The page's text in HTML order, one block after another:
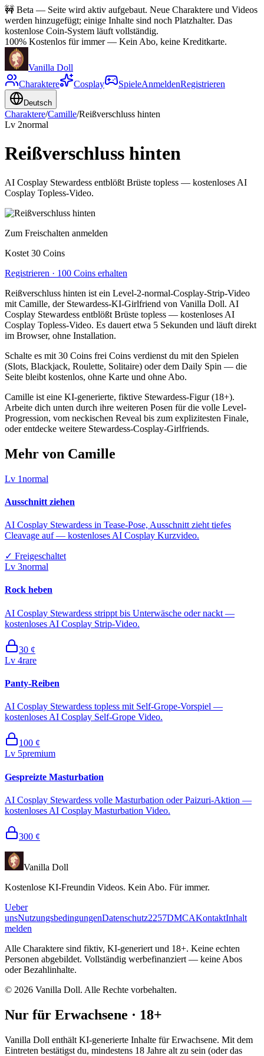
🚧 Beta — Seite wird aktiv aufgebaut. Neue Charaktere und Videos
werden hinzugefügt; einige Inhalte sind noch Platzhalter. Das
kostenlose Coin-System läuft vollständig.
100% Kostenlos für immer— Kein Abo, keine Kreditkarte.
Vanilla Doll
Charaktere
Cosplay SpieleAnmeldenRegistrieren
Deutsch
Charaktere/Camille/Reißverschluss hinten
Lv 2normal
Reißverschluss hinten
AI Cosplay Stewardess entblößt Brüste topless — kostenloses AI
Cosplay Topless-Video.
Zum Freischalten anmelden
Kostet 30 Coins
Registrieren · 100 Coins erhalten
Reißverschluss hinten ist ein Level-2-normal-Cosplay-Strip-Video
mit Camille, der Stewardess-KI-Girlfriend von Vanilla Doll. AI
Cosplay Stewardess entblößt Brüste topless — kostenloses AI
Cosplay Topless-Video. Es dauert etwa 5 Sekunden und läuft direkt
im Browser, ohne Installation.
Schalte es mit 30 Coins frei Coins verdienst du mit den Spielen
(Slots, Blackjack, Roulette, Solitaire) oder dem Daily Spin — die
Seite bleibt kostenlos, ohne Karte und ohne Abo.
Camille ist eine KI-generierte, fiktive Stewardess-Figur (18+).
Arbeite dich unten durch ihre weiteren Posen für die volle Level-
Progression, vom neckischen Reveal bis zum explizitesten Finale,
oder entdecke weitere Stewardess-Cosplay-Girlfriends.
Mehr von Camille
Lv 1normal
Ausschnitt ziehen
AI Cosplay Stewardess in Tease-Pose, Ausschnitt zieht tiefes
Cleavage auf — kostenloses AI Cosplay Kurzvideo.
✓ Freigeschaltet
Lv 3normal
Rock heben
AI Cosplay Stewardess strippt bis Unterwäsche oder nackt —
kostenloses AI Cosplay Strip-Video.
30 ¢
Lv 4rare
Panty-Reiben
AI Cosplay Stewardess topless mit Self-Grope-Vorspiel —
kostenloses AI Cosplay Self-Grope Video.
100 ¢
Lv 5premium
Gespreizte Masturbation
AI Cosplay Stewardess volle Masturbation oder Paizuri-Aktion —
kostenloses AI Cosplay Masturbation Video.
300 ¢
Vanilla Doll
Kostenlose KI-Freundin Videos. Kein Abo. Für immer.
Ueber
unsNutzungsbedingungenDatenschutz2257DMCAKontaktInhalt
melden
Alle Charaktere sind fiktiv, KI-generiert und 18+. Keine echten
Personen abgebildet. Vollständig werbefinanziert — keine Abos
oder Bezahlinhalte.
© 2026 Vanilla Doll. Alle Rechte vorbehalten.
Nur für Erwachsene · 18+
Vanilla Doll enthält KI-generierte Inhalte für Erwachsene. Mit dem
Eintreten bestätigst du, mindestens 18 Jahre alt zu sein (oder das